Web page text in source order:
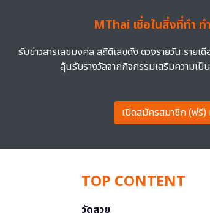
MThai เชื่อในสิ่งที่ทำ ท
รับข่าวสารเลขมงคล สถิติเลขดัง ดวงรายวัน รายเ
ลุ้นรับรางวัลจากกิจกรรมเสริมความเ
เปิดสมัครสมาชิก (ฟรี)
TOP CONTENT
วัดสวย